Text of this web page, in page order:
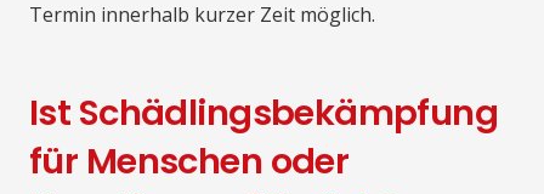
Termin innerhalb kurzer Zeit möglich.
Ist Schädlingsbekämpfung
für Menschen oder